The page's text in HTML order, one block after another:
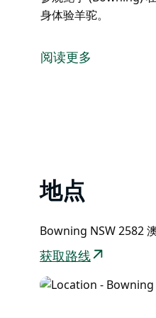
身体验羊驼。
今天，您可以在古怪
通过预约亲身体验羊驼
阅读更多
地点
Bowning NSW 2582
获取路线